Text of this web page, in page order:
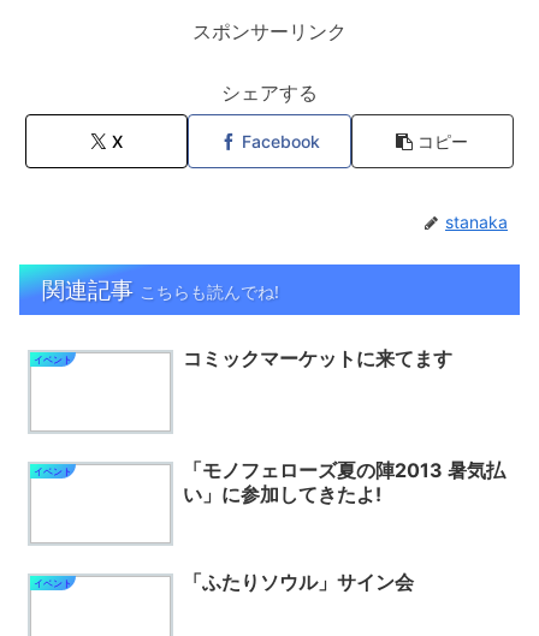
スポンサーリンク
シェアする
X Facebook コピー
stanaka
関連記事 こちらも読んでね!
イベント コミックマーケットに来てます
イベント
「モノフェローズ夏の陣2013 暑気払
い」に参加してきたよ!
イベント 「ふたりソウル」サイン会